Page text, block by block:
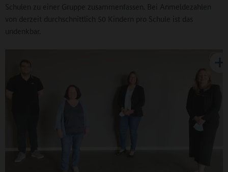
Schulen zu einer Gruppe zusammenfassen. Bei Anmeldezahlen
von derzeit durchschnittlich 50 Kindern pro Schule ist das
undenkbar.